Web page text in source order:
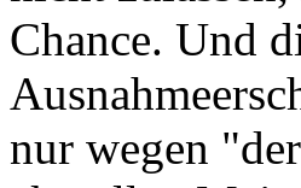
Chance. Und
nur wegen